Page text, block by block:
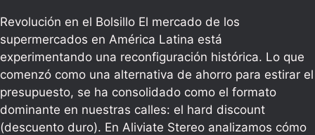
Revolución en el Bolsillo El mercado de los
supermercados en América Latina está
experimentando una reconfiguración histórica. Lo que
comenzó como una alternativa de ahorro para estirar el
presupuesto, se ha consolidado como el formato
dominante en nuestras calles: el hard discount
(descuento duro). En Aliviate Stereo analizamos cómo